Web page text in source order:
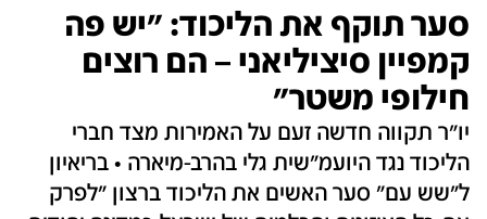
סער תוקף את הליכוד: "יש פה
קמפיין סיציליאני – הם רוצים
חילופי משטר"
יו"ר תקווה חדשה זעם על האמירות מצד חברי
הליכוד נגד היועמ"שית גלי בהרב-מיארה • בריאיון
ל"שש עם" סער האשים את הליכוד ברצון "לפרק